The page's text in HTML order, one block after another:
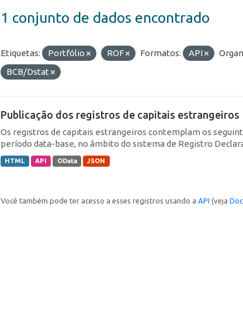
1 conjunto de dados encontrado
Etiquetas: Portfólio ROF Formatos: API
BCB/Dstat
Publicação dos registros de capitais estrangeiros
Os registros de capitais estrangeiros contemplam os
período data-base, no âmbito do sistema de Registro
HTML API OData JSON
Você também pode ter acesso a esses registros usando a API (veja